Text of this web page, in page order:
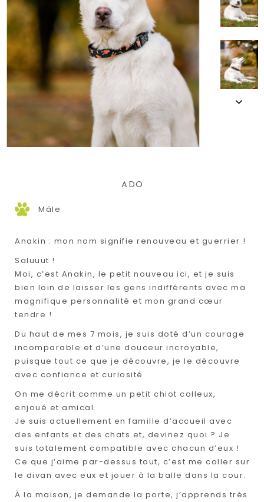
ADO
Mâle
Anakin : mon nom signifie renouveau et guerrier !
Saluuut !
Moi, c’est Anakin, le petit nouveau ici, et je suis
bien loin de laisser les gens indifférents avec ma
magnifique personnalité et mon grand cœur
tendre !
Du haut de mes 7 mois, je suis doté d’un courage
incomparable et d’une douceur incroyable,
puisque tout ce que je découvre, je le découvre
avec confiance et curiosité.
On me décrit comme un petit chiot colleux,
enjoué et amical.
Je suis actuellement en famille d’accueil avec
des enfants et des chats et, devinez quoi ? Je
suis totalement compatible avec chacun d’eux !
Ce que j’aime par-dessus tout, c’est me coller sur
le divan avec eux et jouer à la balle dans la cour.
À la maison, je demande la porte, j’apprends très